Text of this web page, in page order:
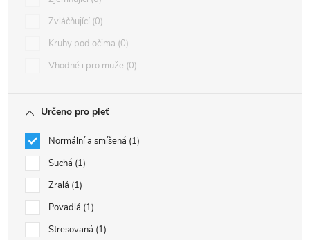
Zvláčňující 0
Kruhy pod očima 0
Vhodné i pro muže 0
Určeno pro pleť
Normální a smíšená 1
Suchá 1
Zralá 1
Povadlá 1
Stresovaná 1